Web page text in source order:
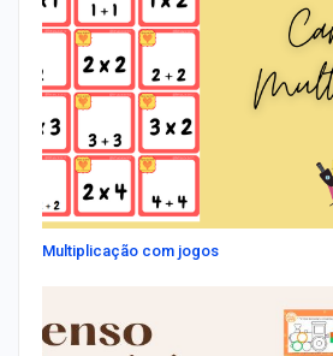
Multiplicação com jogos